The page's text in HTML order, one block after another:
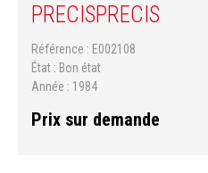
PRECISPRECIS
Référence
E002108
État
Bon état
Année
1984
Prix sur demande